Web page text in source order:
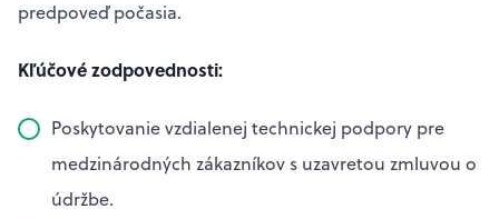
predpoveď počasia.
Kľúčové zodpovednosti:
Poskytovanie vzdialenej technickej podpory pre
medzinárodných zákazníkov s uzavretou zmluvou o
údržbe.